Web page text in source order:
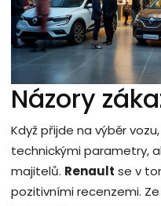
Názory
Když přijde na výběr
technickými parametry,
majitelů. Renault se v
pozitivními recenzemi.